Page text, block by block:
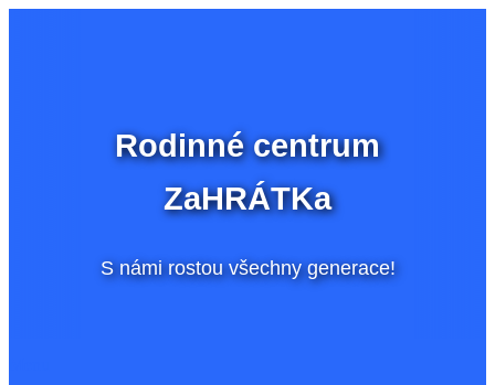
Rodinné centrum
ZaHRÁTKa
S námi rostou všechny generace!